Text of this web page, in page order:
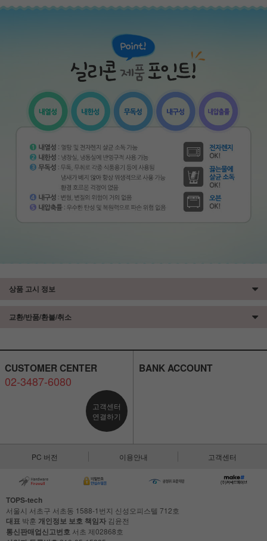
상품 고시 정보
교환/반품/환불/취소
CUSTOMER CENTER
02-3487-6080
고객센터
연결하기
BANK ACCOUNT
PC 버전 이용안내 고객센터
TOPS-tech
서울시 서초구 서초동 1588-1번지 신성오피스텔 712호
대표 박훈 개인정보 보호 책임자 김윤전
통신판매업신고번호 서초 제02868호